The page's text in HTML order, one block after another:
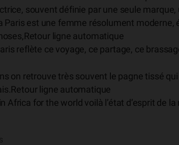
souvent définie par une seule
Paris est une femme résolument moderne,
ligne automatique
reflète ce voyage, ce partage, ce
on retrouve très souvent le pagne tissé
ligne automatique
Africa for the world voilà l’état d’esprit de